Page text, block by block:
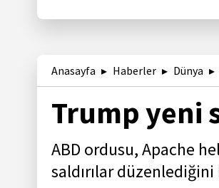
Anasayfa Haberler Dünya
Trump yeni
ABD ordusu, Apache
saldırılar